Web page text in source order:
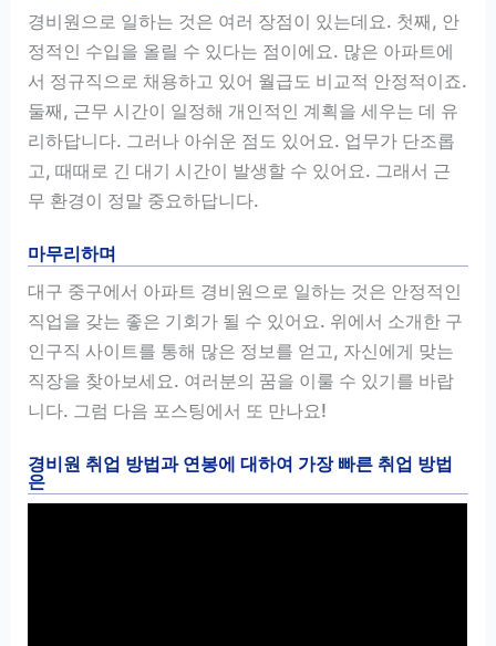
경비원으로 일하는 것은 여러 장점이 있는데요. 첫째, 안
정적인 수입을 올릴 수 있다는 점이에요. 많은 아파트에
서 정규직으로 채용하고 있어 월급도 비교적 안정적이죠.
둘째, 근무 시간이 일정해 개인적인 계획을 세우는 데 유
리하답니다. 그러나 아쉬운 점도 있어요. 업무가 단조롭
고, 때때로 긴 대기 시간이 발생할 수 있어요. 그래서 근
무 환경이 정말 중요하답니다.
마무리하며
대구 중구에서 아파트 경비원으로 일하는 것은 안정적인
직업을 갖는 좋은 기회가 될 수 있어요. 위에서 소개한 구
인구직 사이트를 통해 많은 정보를 얻고, 자신에게 맞는
직장을 찾아보세요. 여러분의 꿈을 이룰 수 있기를 바랍
니다. 그럼 다음 포스팅에서 또 만나요!
경비원 취업 방법과 연봉에 대하여 가장 빠른 취업 방법
은